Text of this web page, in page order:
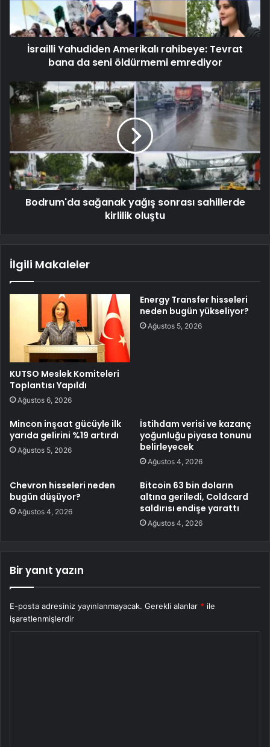
İsrailli Yahudiden Amerikalı rahibeye: Tevrat
bana da seni öldürmemi emrediyor
Bodrum'da sağanak yağış sonrası sahillerde
kirlilik oluştu
İlgili Makaleler
KUTSO Meslek Komiteleri
Toplantısı Yapıldı
Ağustos 6, 2026
Energy Transfer hisseleri
neden bugün yükseliyor?
Ağustos 5, 2026
Mincon inşaat gücüyle ilk
yarıda gelirini %19 artırdı
Ağustos 5, 2026
İstihdam verisi ve kazanç
yoğunluğu piyasa tonunu
belirleyecek
Ağustos 4, 2026
Chevron hisseleri neden
bugün düşüyor?
Ağustos 4, 2026
Bitcoin 63 bin doların
altına geriledi, Coldcard
saldırısı endişe yarattı
Ağustos 4, 2026
Bir yanıt yazın
E-posta adresiniz yayınlanmayacak. Gerekli alanlar * ile
işaretlenmişlerdir